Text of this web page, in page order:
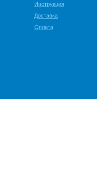
Инструкция
Доставка
Оплата